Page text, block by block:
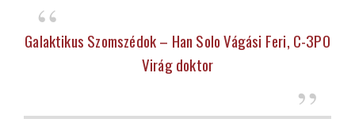
Galaktikus Szomszédok – Han Solo Vágási Feri, C-3PO
Virág doktor